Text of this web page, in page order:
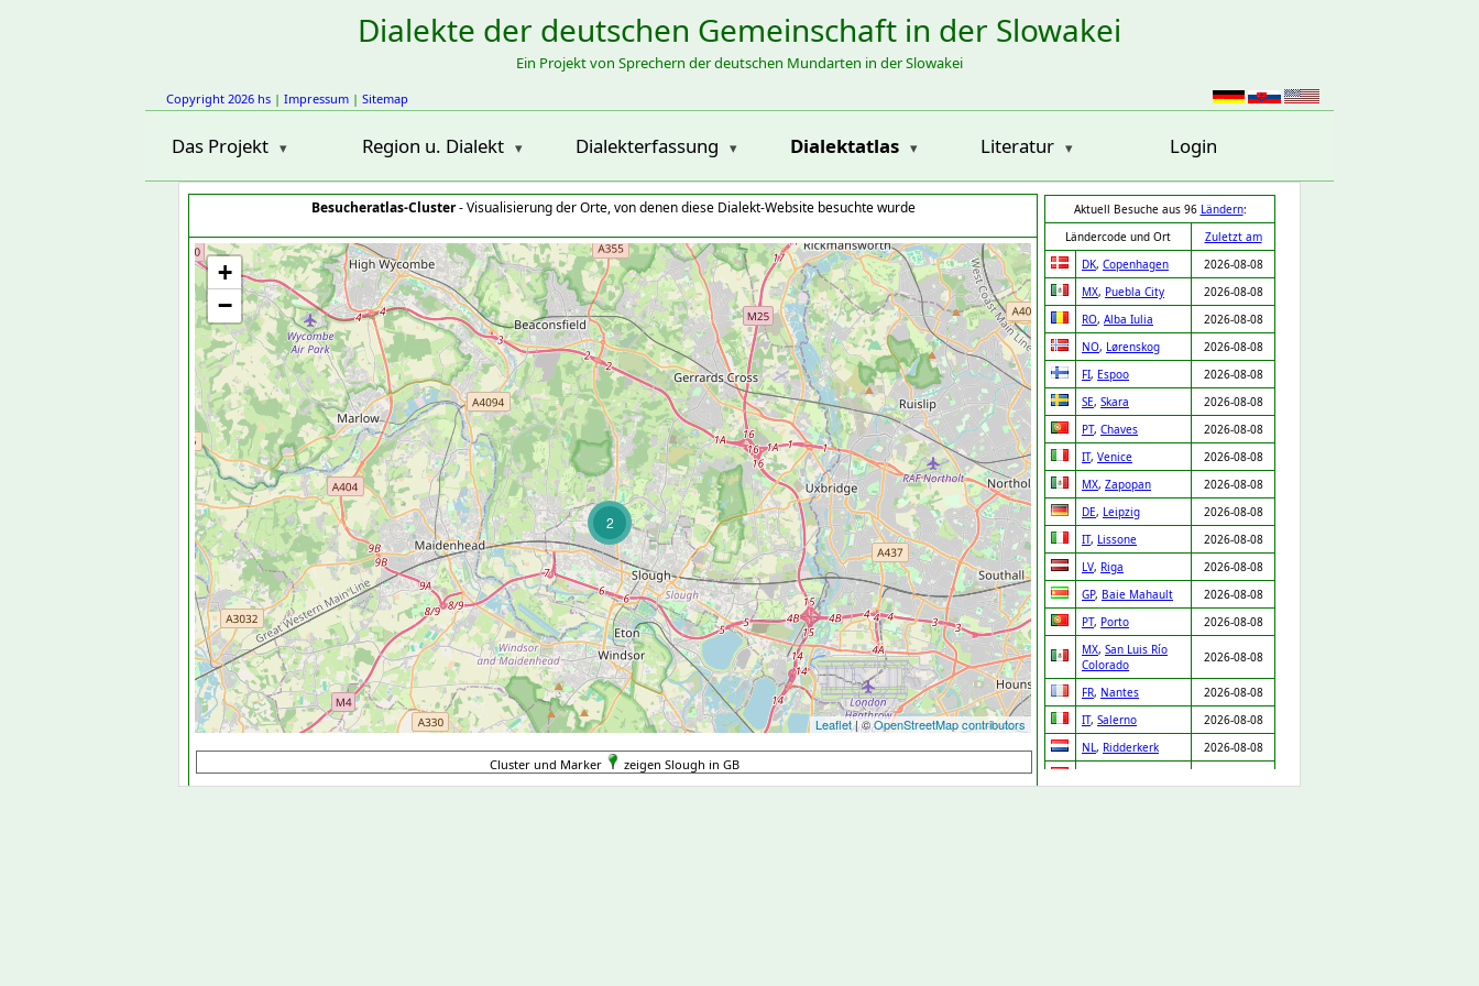
Dialekte der deutschen Gemeinschaft in der Slowakei
Ein Projekt von Sprechern der deutschen Mundarten in der Slowakei
Copyright 2026 hs | Impressum | Sitemap
Das Projekt Region u. Dialekt Dialekterfassung Dialektatlas Literatur Login
Besucheratlas-Cluster- Visualisierung der Orte, von denen diese Dialekt-Website besuchte wurde
2
+
−
Leaflet| ©OpenStreetMap contributors
Aktuell Besuche aus 96 Ländern:
Ländercode und Ort
Zuletzt am
DK, Copenhagen
2026-08-08
MX, Puebla City
2026-08-08
RO, Alba Iulia
2026-08-08
NO, Lørenskog
2026-08-08
FI, Espoo
2026-08-08
SE, Skara
2026-08-08
PT, Chaves
2026-08-08
IT, Venice
2026-08-08
MX, Zapopan
2026-08-08
DE, Leipzig
2026-08-08
IT, Lissone
2026-08-08
LV, Riga
2026-08-08
GP, Baie Mahault
2026-08-08
PT, Porto
2026-08-08
MX, San Luis Río
Colorado
2026-08-08
FR, Nantes
2026-08-08
IT, Salerno
2026-08-08
NL, Ridderkerk
2026-08-08
Cluster und Marker zeigen Slough in GB